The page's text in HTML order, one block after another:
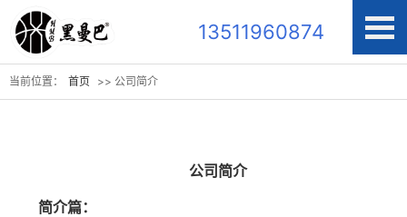
13511960874
当前位置： 首页 >> 公司简介
公司简介
简介篇：